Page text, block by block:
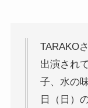
TARAKO
出演され
子、水の
日（日）